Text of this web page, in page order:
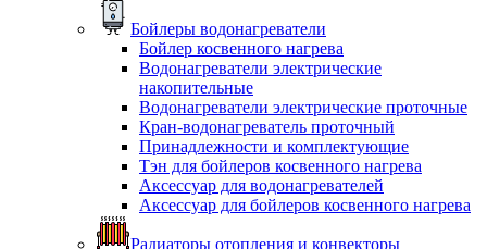
Бойлеры водонагреватели
Бойлер косвенного нагрева
Водонагреватели электрические
накопительные
Водонагреватели электрические проточные
Кран-водонагреватель проточный
Принадлежности и комплектующие
Тэн для бойлеров косвенного нагрева
Аксессуар для водонагревателей
Аксессуар для бойлеров косвенного нагрева
Радиаторы отопления и конвекторы